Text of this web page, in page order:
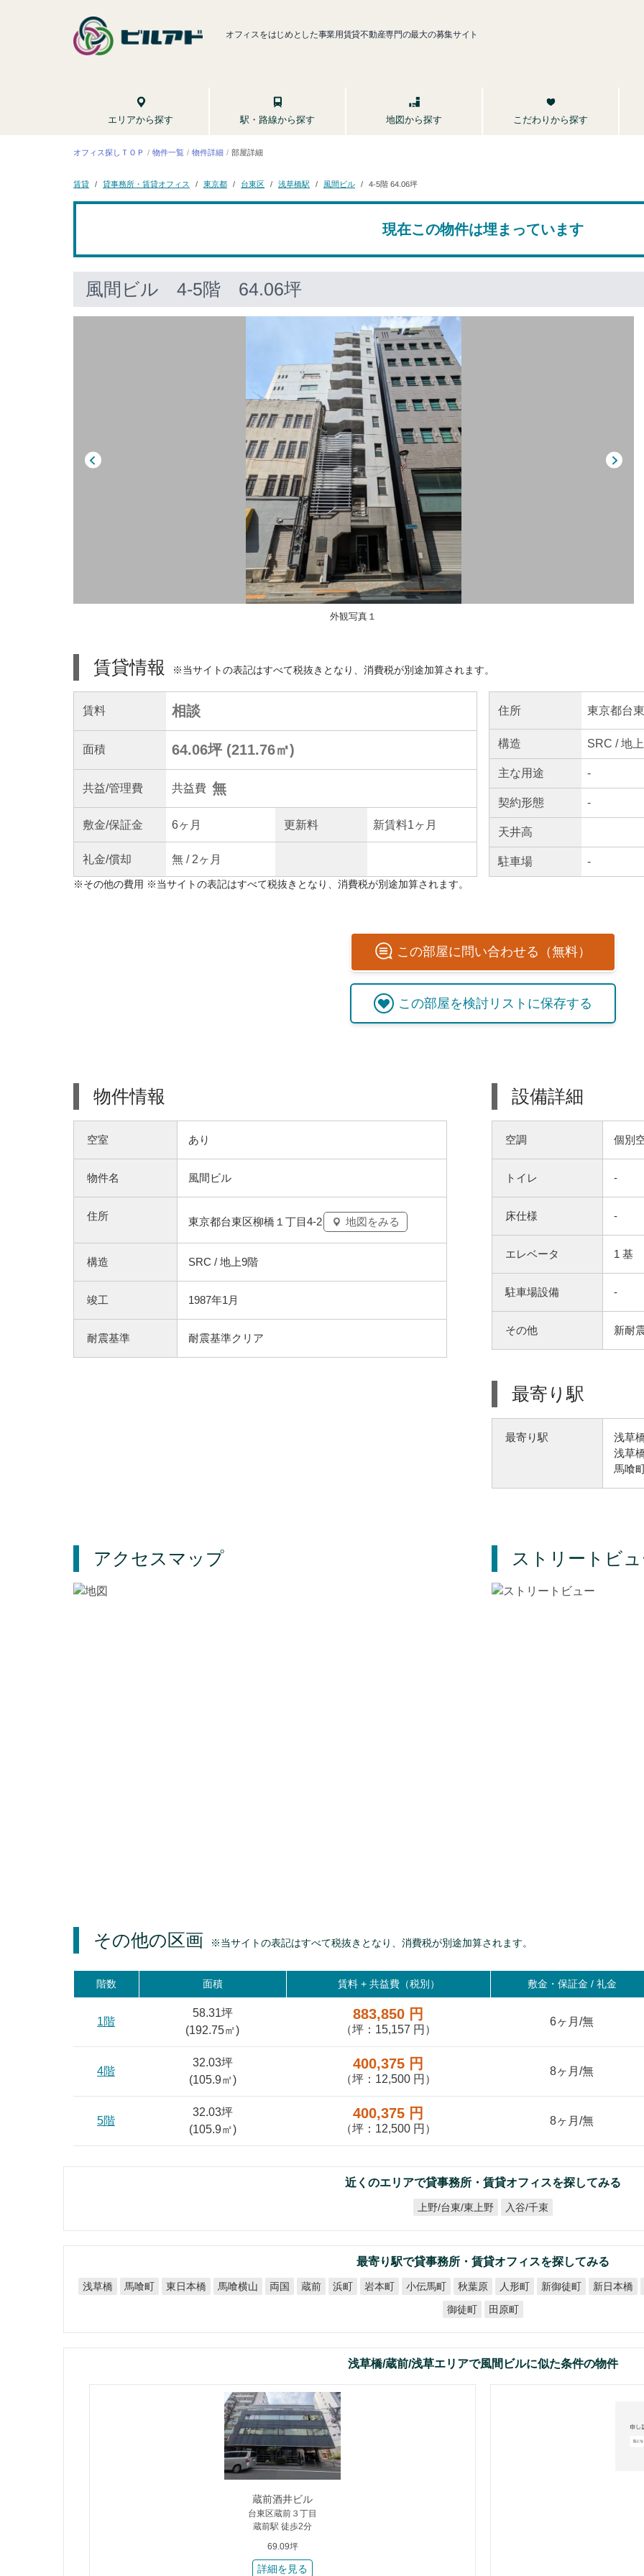
オフィスをはじめとした事業用賃貸不動産専門の最大の募集サイト
エリアから探す 駅・路線から探す 地図から探す こだわりから探す
オフィス探しＴＯＰ 物件一覧 物件詳細 部屋詳細
賃貸 貸事務所・賃貸オフィス 東京都 台東区 浅草橋駅 風間ビル 4-5階 64.06坪
現在この物件は埋まっています
風間ビル 4-5階 64.06坪
外観写真１
賃貸情報 ※当サイトの表記はすべて税抜きとなり、消費税が別途加算されます。
賃料 相談
面積 64.06坪 (211.76㎡)
共益/管理費 共益費 無
敷金/保証金 6ヶ月 更新料 新賃料1ヶ月
礼金/償却 無 / 2ヶ月
住所 東京都台
構造 SRC / 地
主な用途 -
契約形態 -
天井高
駐車場 -
※その他の費用 ※当サイトの表記はすべて税抜きとなり、消費税が別途加算されます。
この部屋に問い合わせる（無料）
この部屋を検討リストに保存する
物件情報
空室 あり
物件名 風間ビル
住所 東京都台東区柳橋１丁目4-2 地図をみる
構造 SRC / 地上9階
竣工 1987年1月
耐震基準 耐震基準クリア
設備詳細
空調 個別
トイレ -
床仕様 -
エレベータ 1 基
駐車場設備 -
その他 新耐
最寄り駅
最寄り駅
浅草
浅草
馬喰
アクセスマップ ストリートビ
その他の区画 ※当サイトの表記はすべて税抜きとなり、消費税が別途加算されます。
階数 面積 賃料 +共益費（税別） 敷金・保証金 / 礼金
1階
58.31坪
(192.75㎡)
883,850 円
（坪：15,157 円）
6ヶ月/無
4階
32.03坪
(105.9㎡)
400,375 円
（坪：12,500 円）
8ヶ月/無
5階
32.03坪
(105.9㎡)
400,375 円
（坪：12,500 円）
8ヶ月/無
近くのエリアで貸事務所・賃貸オフィスを探してみる
上野/台東/東上野 入谷/千束
最寄り駅で貸事務所・賃貸オフィスを探してみる
浅草橋 馬喰町 東日本橋 馬喰横山 両国 蔵前 浜町 岩本町 小伝馬町 秋葉原 人形町 新御徒町 新日本橋
御徒町 田原町
浅草橋/蔵前/浅草エリアで風間ビルに似た条件の物件
蔵前酒井ビル
台東区蔵前３丁目
蔵前駅 徒歩2分
69.09坪
詳細を見る